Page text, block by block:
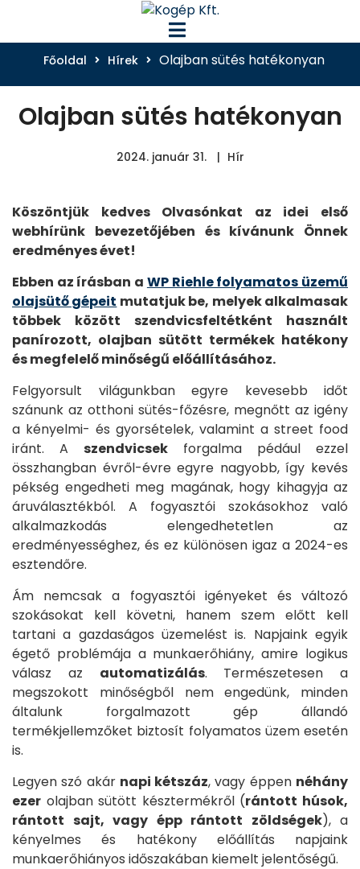
Termékek
A
Kogépről
Szerviz
Főoldal Hírek Olajban sütés hatékonyan
Olajban sütés hatékonyan
2024. január 31. Hír
Köszöntjük kedves Olvasónkat az idei első
webhírünk bevezetőjében és kívánunk Önnek
eredményes évet!
Ebben az írásban a WP Riehle folyamatos üzemű
olajsütő gépeit mutatjuk be, melyek alkalmasak
többek között szendvicsfeltétként használt
panírozott, olajban sütött termékek hatékony
és megfelelő minőségű előállításához.
Felgyorsult világunkban egyre kevesebb időt
szánunk az otthoni sütés-főzésre, megnőtt az igény
a kényelmi- és gyorsételek, valamint a street food
iránt. A szendvicsek forgalma pédául ezzel
összhangban évről-évre egyre nagyobb, így kevés
pékség engedheti meg magának, hogy kihagyja az
áruválasztékból. A fogyasztói szokásokhoz való
alkalmazkodás elengedhetetlen az
eredményességhez, és ez különösen igaz a 2024-es
esztendőre.
Ám nemcsak a fogyasztói igényeket és változó
szokásokat kell követni, hanem szem előtt kell
tartani a gazdaságos üzemelést is. Napjaink egyik
égető problémája a munkaerőhiány, amire logikus
válasz az automatizálás. Természetesen a
megszokott minőségből nem engedünk, minden
általunk forgalmazott gép állandó
termékjellemzőket biztosít folyamatos üzem esetén
is.
Legyen szó akár napi kétszáz, vagy éppen néhány
ezer olajban sütött késztermékről (rántott húsok,
rántott sajt, vagy épp rántott zöldségek), a
kényelmes és hatékony előállítás napjaink
munkaerőhiányos időszakában kiemelt jelentőségű.